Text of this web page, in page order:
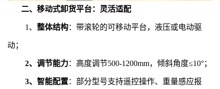
二、移动式卸货平台：灵活适配
1、 整体结构：带滚轮的可移动平台，液压或电动驱
动；
2、调节能力：高度调节500-1200mm，倾斜角度≤10°；
3、智能配置：部分型号支持遥控操作、重量感应报